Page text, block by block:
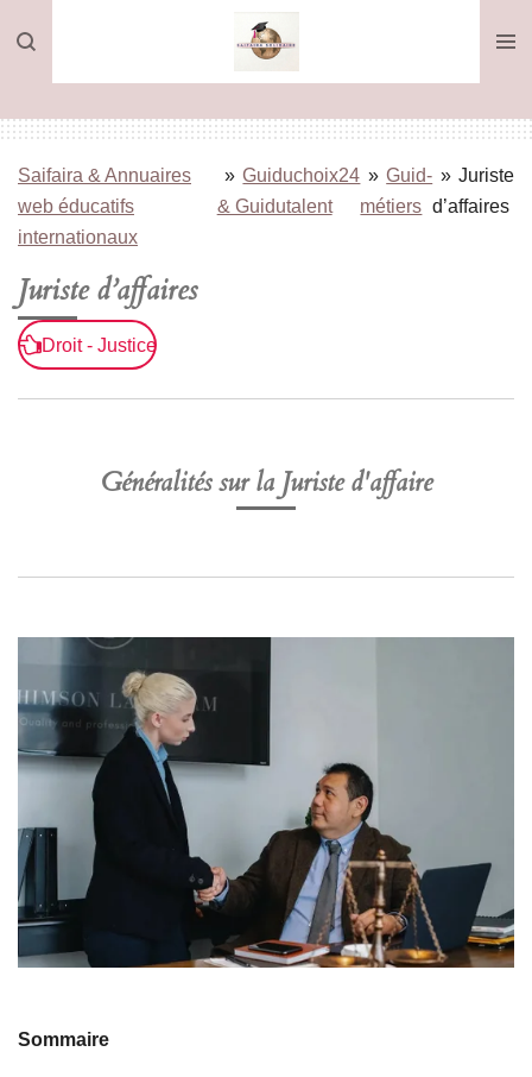
au
contenu
principal
Saifaira & Annuaires
web éducatifs
internationaux
» Guiduchoix24
& Guidutalent
» Guid-
métiers
» Juriste
d’affaires
Juriste d’affaires
Droit - Justice
Généralités sur la Juriste d'affaire
Sommaire